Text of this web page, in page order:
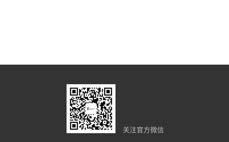
关注官方微信